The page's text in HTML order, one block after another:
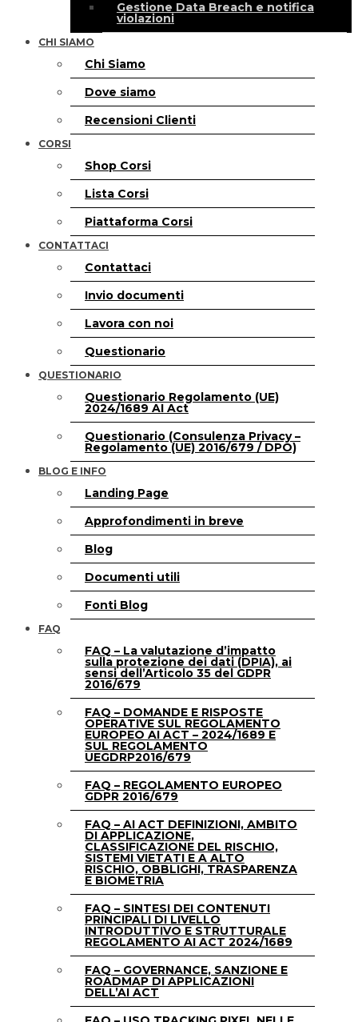
Gestione Data Breach e notifica
violazioni
CHI SIAMO
Chi Siamo
Dove siamo
Recensioni Clienti
CORSI
Shop Corsi
Lista Corsi
Piattaforma Corsi
CONTATTACI
Contattaci
Invio documenti
Lavora con noi
Questionario
QUESTIONARIO
Questionario Regolamento (UE)
2024/1689 AI Act
Questionario (Consulenza Privacy –
Regolamento (UE) 2016/679 / DPO)
BLOG E INFO
Landing Page
Approfondimenti in breve
Blog
Documenti utili
Fonti Blog
FAQ
FAQ – La valutazione d’impatto
sulla protezione dei dati (DPIA), ai
sensi dell’Articolo 35 del GDPR
2016/679
FAQ – DOMANDE E RISPOSTE
OPERATIVE SUL REGOLAMENTO
EUROPEO AI ACT – 2024/1689 E
SUL REGOLAMENTO
UEGDRP2016/679
FAQ – REGOLAMENTO EUROPEO
GDPR 2016/679
FAQ – AI ACT DEFINIZIONI, AMBITO
DI APPLICAZIONE,
CLASSIFICAZIONE DEL RISCHIO,
SISTEMI VIETATI E A ALTO
RISCHIO, OBBLIGHI, TRASPARENZA
E BIOMETRIA
FAQ – SINTESI DEI CONTENUTI
PRINCIPALI DI LIVELLO
INTRODUTTIVO E STRUTTURALE
REGOLAMENTO AI ACT 2024/1689
FAQ – GOVERNANCE, SANZIONE E
ROADMAP DI APPLICAZIONI
DELL’AI ACT